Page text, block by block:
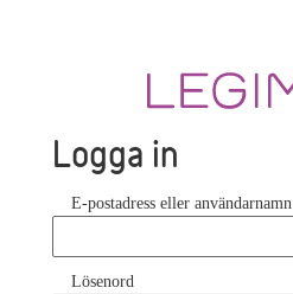
Logga in
E-postadress eller användarnamn
Lösenord